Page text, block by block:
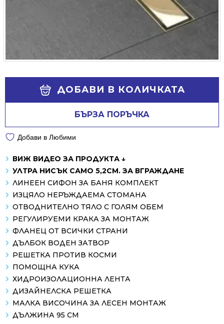
ДОБАВИ В КОЛИЧКАТА
БЪРЗА ПОРЪЧКА
Добави в Любими
ВИЖ ВИДЕО ЗА ПРОДУКТА ↓
УЛТРА НИСЪК САМО 5,2СМ. ЗА ВГРАЖДАНЕ
ЛИНЕЕН СИФОН ЗА БАНЯ КОМПЛЕКТ
ИЗЦЯЛО НЕРЪЖДАЕМА СТОМАНА
ОТВОДНИТЕЛНО ТЯЛО С ГОЛЯМ ОБЕМ
РЕГУЛИРУЕМИ КРАКА ЗА МОНТАЖ
ФЛАНЕЦ ОТ ВСИЧКИ СТРАНИ
ДЪЛБОК ВОДЕН ЗАТВОР
РЕШЕТКА ПРОТИВ КОСМИ
ПОМОЩНА КУКА
ХИДРОИЗОЛАЦИОННА ЛЕНТА
ДИЗАЙНЕЛСКА РЕШЕТКА
МАЛКА ВИСОЧИНА ЗА ЛЕСЕН МОНТАЖ
ДЪЛЖИНА 95 СМ